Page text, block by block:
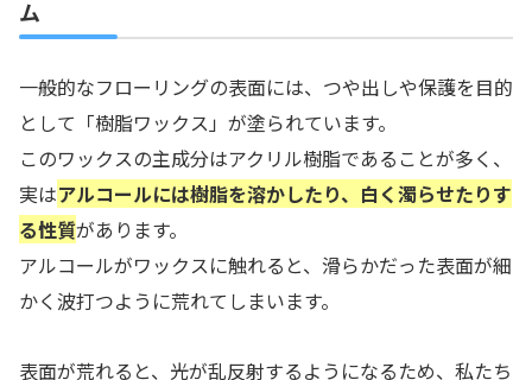
ム
一般的なフローリングの表面には、つや出しや保護を目的
として「樹脂ワックス」が塗られています。
このワックスの主成分はアクリル樹脂であることが多く、
実はアルコールには樹脂を溶かしたり、白く濁らせたりす
る性質があります。
アルコールがワックスに触れると、滑らかだった表面が細
かく波打つように荒れてしまいます。
表面が荒れると、光が乱反射するようになるため、私たち